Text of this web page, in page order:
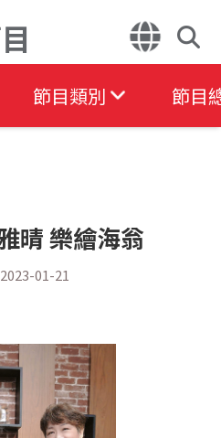
節目類別 節目
晴 樂繪海翁
2023-01-21